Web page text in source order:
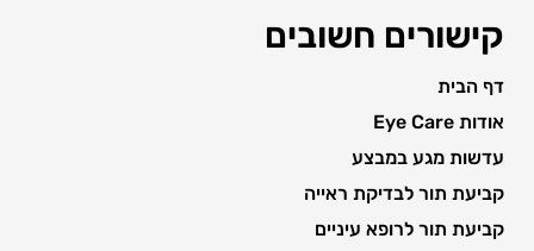
קישורים חשובים
דף הבית
אודות Eye Care
עדשות מגע במבצע
קביעת תור לבדיקת ראייה
קביעת תור לרופא עיניים